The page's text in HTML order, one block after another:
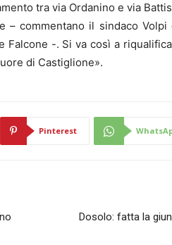
tra via Ordanino e via
– commentano il sindaco
-. Si va così a
di Castiglione».
Pinterest
Dosolo: fatta la